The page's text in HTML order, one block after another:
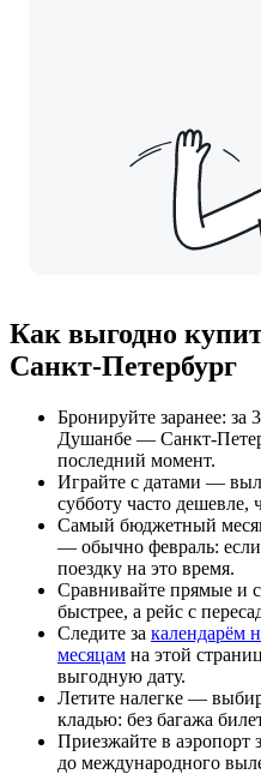
Как выгодно
Санкт-Петербург
Бронируйте заранее: за
Душанбе — Санкт-
последний момент.
Играйте с датами —
субботу часто дешевле,
Самый бюджетный
— обычно февраль:
поездку на это время.
Сравнивайте прямые и
быстрее, а рейс с
Следите за календарём
месяцам на этой
выгодную дату.
Летите налегке —
кладью: без багажа
Приезжайте в аэропорт
до международного